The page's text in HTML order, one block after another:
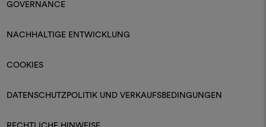
GOVERNANCE
NACHHALTIGE ENTWICKLUNG
COOKIES
DATENSCHUTZPOLITIK UND VERKAUFSBEDINGUNGEN